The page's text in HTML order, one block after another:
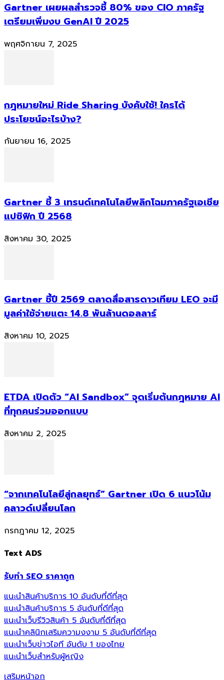
Gartner เผยผลสำรวจชี้ 80% ของ CIO ภาครัฐ
เตรียมเพิ่มงบ GenAI ปี 2025
พฤศจิกายน 7, 2025
กฎหมายใหม่ Ride Sharing บังคับใช้! ใครได้
ประโยชน์อะไรบ้าง?
กันยายน 16, 2025
Gartner ชี้ 3 เทรนด์เทคโนโลยีพลิกโฉมภาครัฐเอเชีย
แปซิฟิก ปี 2568
สิงหาคม 30, 2025
Gartner ชี้ปี 2569 ตลาดสื่อสารดาวเทียม LEO จะมี
มูลค่าใช้จ่ายแตะ 14.8 พันล้านดอลลาร์
สิงหาคม 10, 2025
ETDA เปิดตัว “AI Sandbox” จุดเริ่มต้นกฎหมาย AI
ที่ทุกคนร่วมออกแบบ
สิงหาคม 2, 2025
“จากเทคโนโลยีสู่กลยุทธ์” Gartner เปิด 6 แนวโน้ม
คลาวด์เปลี่ยนโลก
กรกฎาคม 12, 2025
Text ADS
รับทำ SEO ราคาถูก
แนะนำสินค้าบริการ 10 อันดับที่ดีที่สุด
แนะนำสินค้าบริการ 5 อันดับที่ดีที่สุด
แนะนำเว็บรีวิวสินค้า 5 อันดับที่ดีที่สุด
แนะนำคลินิกเสริมความงงาม 5 อันดับที่ดีที่สุด
แนะนำเว็บข่าวไอที อันดับ 1 ของไทย
แนะนำเว็บสำหรับผู้หญิง
เสริมหน้าอก